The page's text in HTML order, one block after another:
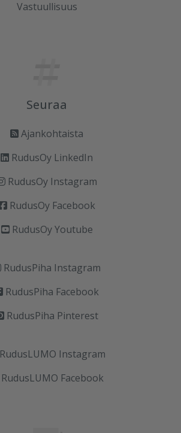
Vastuullisuus
Seuraa
Ajankohtaista
RudusOy LinkedIn
RudusOy Instagram
RudusOy Facebook
RudusOy Youtube
RudusPiha Instagram
RudusPiha Facebook
RudusPiha Pinterest
RudusLUMO Instagram
RudusLUMO Facebook